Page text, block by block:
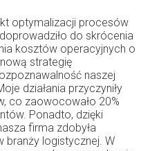
optymalizacji procesów
do skrócenia
kosztów operacyjnych o
strategię
naszej
działania przyczyniły
co zaowocowało 20%
Ponadto, dzięki
firma zdobyła
branży logistycznej. W